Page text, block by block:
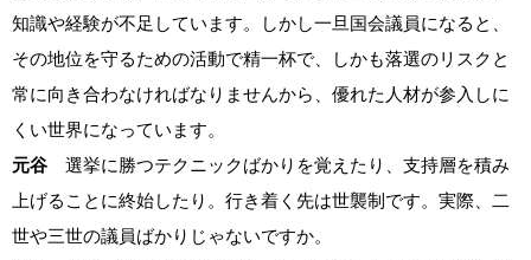
知識や経験が不足しています。しかし一旦国会議員になると、
その地位を守るための活動で精一杯で、しかも落選のリスクと
常に向き合わなければなりませんから、優れた人材が参入しに
くい世界になっています。
元谷 選挙に勝つテクニックばかりを覚えたり、支持層を積み
上げることに終始したり。行き着く先は世襲制です。実際、二
世や三世の議員ばかりじゃないですか。